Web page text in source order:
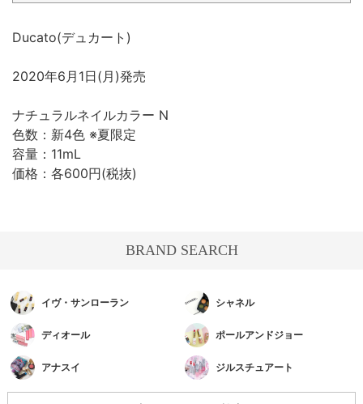
Ducato(デュカート)
2020年6月1日(月)発売
ナチュラルネイルカラー N
色数：新4色 ※夏限定
容量：11mL
価格：各600円(税抜)
BRAND SEARCH
イヴ・サンローラン シャネル
ディオール ポールアンドジョー
アナスイ ジルスチュアート